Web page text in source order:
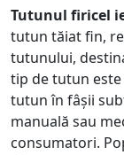
Tutunul firicel
tutun tăiat fin,
tutunului,
tip de tutun
tutun în fâșii
manuală sau
consumatori.